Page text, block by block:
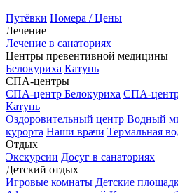
Путёвки Номера / Цены
Лечение
Лечение в санаториях
Центры превентивной медицины
Белокуриха Катунь
СПА-центры
СПА-центр Белокуриха СПА-
Катунь
Оздоровительный центр Водный
курорта Наши врачи Термальная
Отдых
Экскурсии Досуг в санаториях
Детский отдых
Игровые комнаты Детские